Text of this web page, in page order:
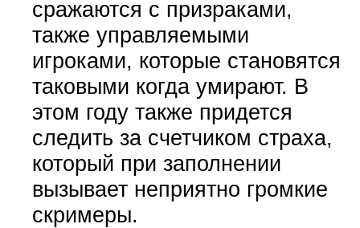
сражаются с призраками,
также управляемыми
игроками, которые становятся
таковыми когда умирают. В
этом году также придется
следить за счетчиком страха,
который при заполнении
вызывает неприятно громкие
скримеры.